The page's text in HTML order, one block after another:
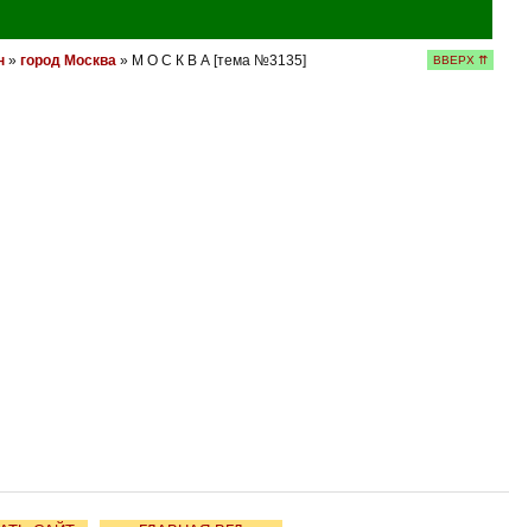
» город Москва» М О С К В А [тема №3135] ВВЕРХ ⇈